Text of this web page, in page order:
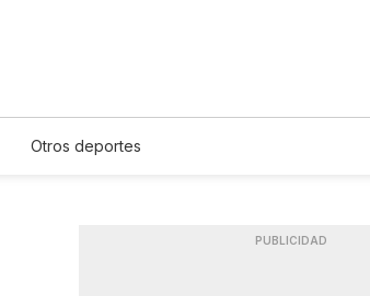
Otros deportes
PUBLICIDAD